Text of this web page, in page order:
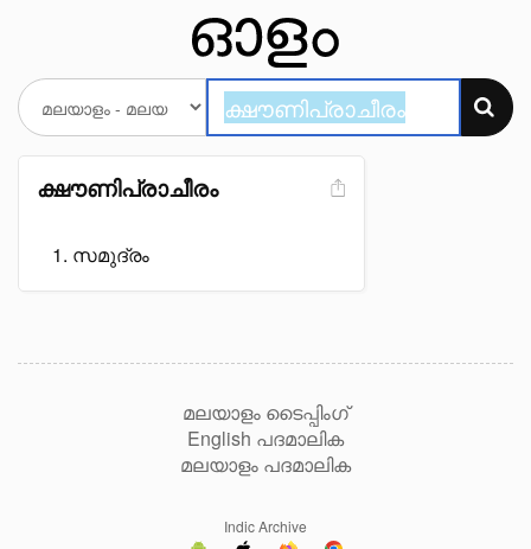
ക്ഷൗണിപ്രാചീരം
സമുദ്രം
മലയാളം ടൈപ്പിംഗ്
English പദമാലിക
മലയാളം പദമാലിക
Indic Archive